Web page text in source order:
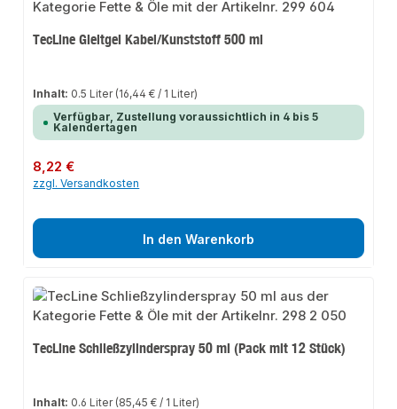
TecLine Gleitgel Kabel/Kunststoff 500 ml
Inhalt: 0.5 Liter (16,44 € / 1 Liter)
Verfügbar, Zustellung voraussichtlich in 4 bis 5
Kalendertagen
Regulärer Preis:
8,22 €
zzgl. Versandkosten
In den Warenkorb
TecLine Schließzylinderspray 50 ml (Pack mit 12 Stück)
Inhalt: 0.6 Liter (85,45 € / 1 Liter)